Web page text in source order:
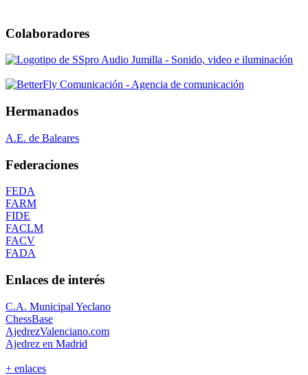
Colaboradores
Hermanados
A.E. de Baleares
Federaciones
FEDA
FARM
FIDE
FACLM
FACV
FADA
Enlaces de interés
C.A. Municipal Yeclano
ChessBase
AjedrezValenciano.com
Ajedrez en Madrid
+ enlaces